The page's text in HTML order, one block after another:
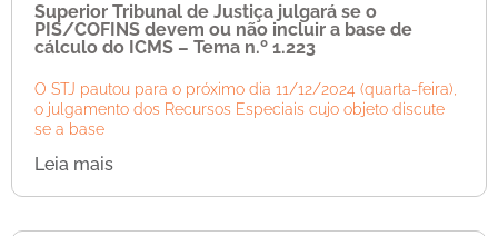
Superior Tribunal de Justiça julgará se o
PIS/COFINS devem ou não incluir a base de
cálculo do ICMS – Tema n.º 1.223
O STJ pautou para o próximo dia 11/12/2024 (quarta-feira),
o julgamento dos Recursos Especiais cujo objeto discute
se a base
Leia mais